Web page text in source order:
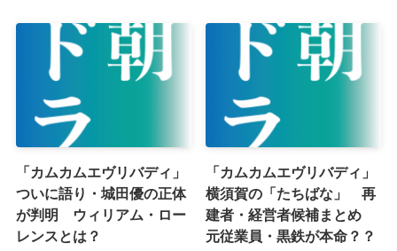
「カムカムエヴリバディ」
ついに語り・城田優の正体
が判明 ウィリアム・ロー
レンスとは？
「カムカムエヴリバディ」
横須賀の「たちばな」 再
建者・経営者候補まとめ
元従業員・黒鉄が本命？？